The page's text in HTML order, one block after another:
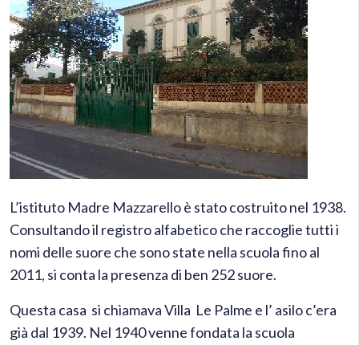
L’istituto Madre Mazzarello è stato costruito nel 1938.
Consultando il registro alfabetico che raccoglie tutti i
nomi delle suore che sono state nella scuola fino al
2011, si conta la presenza di ben 252 suore.
Questa casa si chiamava Villa Le Palme e l’ asilo c’era
già dal 1939. Nel 1940 venne fondata la scuola